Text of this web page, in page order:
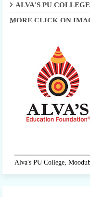
ALVA'S PU
MORE CLICK ON
Alva's PU College,